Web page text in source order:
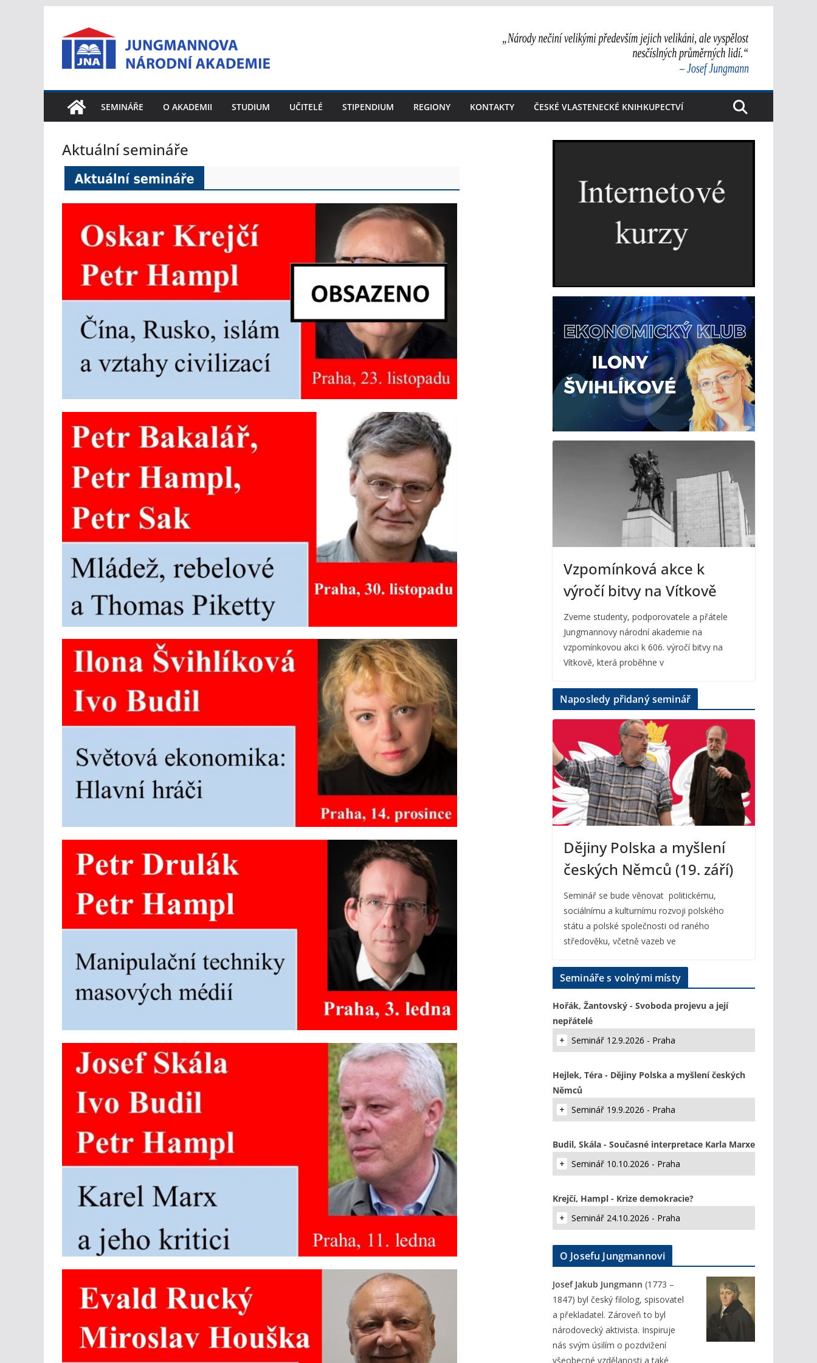
SEMINÁŘE O AKADEMII STUDIUM UČITELÉ STIPENDIUM REGIONY KONTAKTY ČESKÉ VLASTENECKÉ KNIHKUPECTVÍ
Aktuální semináře
Vzpomínková akce k
výročí bitvy na Vítkově
Zveme studenty, podporovatele a přátele
Jungmannovy národní akademie na
vzpomínkovou akci k 606. výročí bitvy na
Vítkově, která proběhne v
Naposledy přidaný seminář
Dějiny Polska a myšlení
českých Němců (19. září)
Seminář se bude věnovat politickému,
sociálnímu a kulturnímu rozvoji polského
státu a polské společnosti od raného
středověku, včetně vazeb ve
Semináře s volnými místy
Hořák, Žantovský - Svoboda projevu a její
nepřátelé
Seminář 12.9.2026 - Praha
Hejlek, Téra - Dějiny Polska a myšlení českých
Němců
Seminář 19.9.2026 - Praha
Budil, Skála - Současné interpretace Karla Marxe
Seminář 10.10.2026 - Praha
Krejčí, Hampl - Krize demokracie?
Seminář 24.10.2026 - Praha
O Josefu Jungmannovi
Josef Jakub Jungmann (1773 –
1847) byl český filolog, spisovatel
a překladatel. Zároveň to byl
národovecký aktivista. Inspiruje
nás svým úsilím o pozdvižení
všeobecné vzdělanosti a také